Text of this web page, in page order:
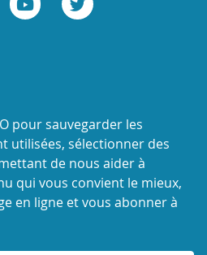
pour sauvegarder les
utilisées, sélectionner des
de nous aider à
qui vous convient le mieux,
en ligne et vous abonner à